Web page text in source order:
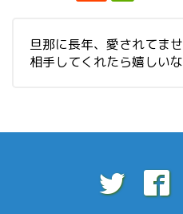
旦那に長年、愛されてま
相手してくれたら嬉しいな